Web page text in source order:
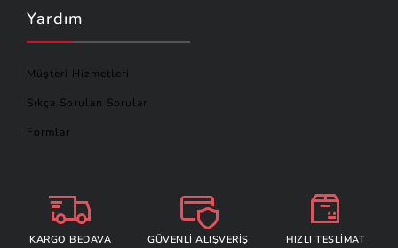
Yardım
Müşteri Hizmetleri
Sıkça Sorulan Sorular
Formlar
KARGO BEDAVA GÜVENLİ ALIŞVERİŞ HIZLI TESLİMAT